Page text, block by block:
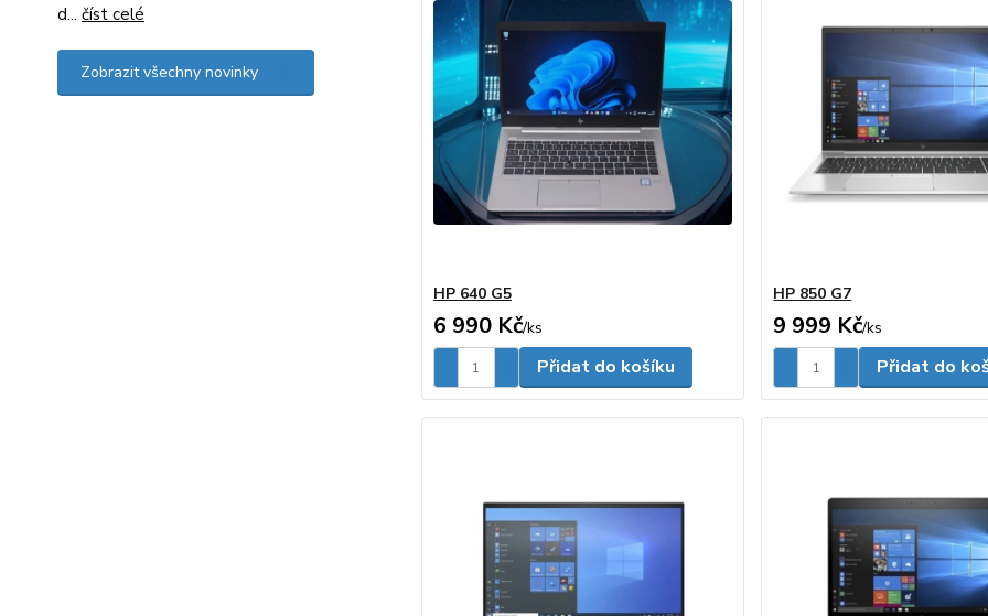
d... číst celé
Zobrazit všechny novinky
HP 640 G5
6 990 Kč/ks
Přidat do košíku
HP 850 G7
9 999 Kč/ks
Přidat do